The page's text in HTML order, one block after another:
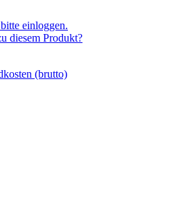
einloggen.
diesem Produkt?
(brutto)